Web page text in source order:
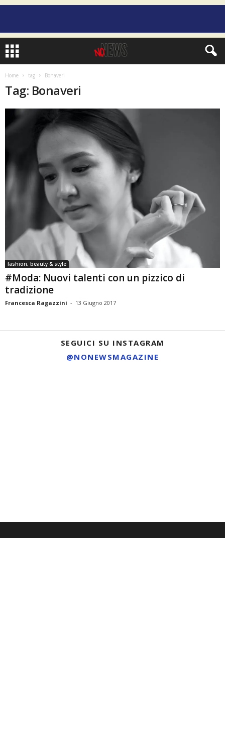
Home tag Bonaveri
Tag: Bonaveri
fashion, beauty & style
#Moda: Nuovi talenti con un pizzico di
tradizione
Francesca Ragazzini - 13 Giugno 2017
SEGUICI SU INSTAGRAM
@NONEWSMAGAZINE